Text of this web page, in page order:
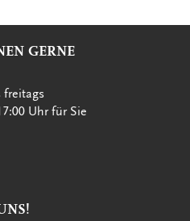
GERNE
freitags
Uhr für Sie